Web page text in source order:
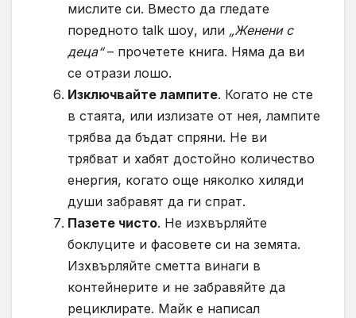
мислите си. Вместо да гледате
поредното talk шоу, или „Женени с
деца“– прочетете книга. Няма да ви
се отрази лошо.
Изключвайте лампите. Когато не сте
в стаята, или излизате от нея, лампите
трябва да бъдат спряни. Не ви
трябват и хабят достойно количество
енергия, когато още няколко хиляди
души забравят да ги спрат.
Пазете чисто. Не изхвърляйте
боклуците и фасовете си на земята.
Изхвърляйте сметта винаги в
контейнерите и не забравяйте да
рециклирате. Майк е написал